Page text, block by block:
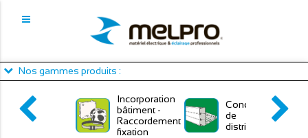
Nos gammes produits :
Incorporation
bâtiment -
Raccordement
fixation
Conduits
de
distribution